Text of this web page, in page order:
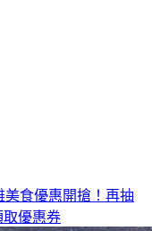
美食優惠開搶！再抽
取優惠券